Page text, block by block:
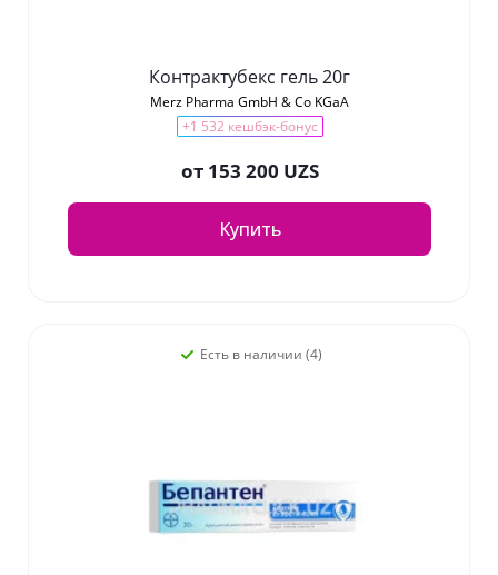
Контрактубекс гель 20г
Merz Pharma GmbH & Co KGaA
+1 532 кешбэк-бонус
от 153 200 UZS
Купить
Есть в наличии (4)